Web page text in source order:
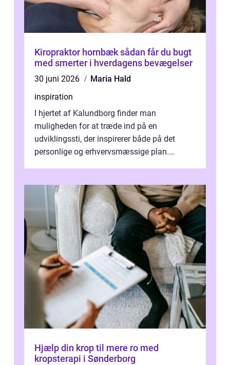
Kiropraktor hornbæk sådan får du bugt
med smerter i hverdagens bevægelser
30 juni 2026
Maria Hald
inspiration
I hjertet af Kalundborg finder man
muligheden for at træde ind på en
udviklingssti, der inspirerer både på det
personlige og erhvervsmæssige plan.
Hjælp din krop til mere ro med
kropsterapi i Sønderborg